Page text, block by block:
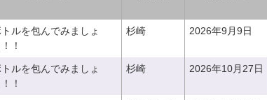
トルを包んでみましょ
！
杉崎 2026年9月9日
トルを包んでみましょ
！
杉崎 2026年10月27日